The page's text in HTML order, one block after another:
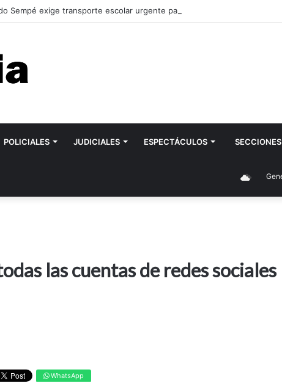
Sempé exige transporte escolar urgente para la ESRN 106 de
POLICIALES JUDICIALES ESPECTÁCULOS SECCIONES
General
las cuentas de redes sociales
WhatsApp